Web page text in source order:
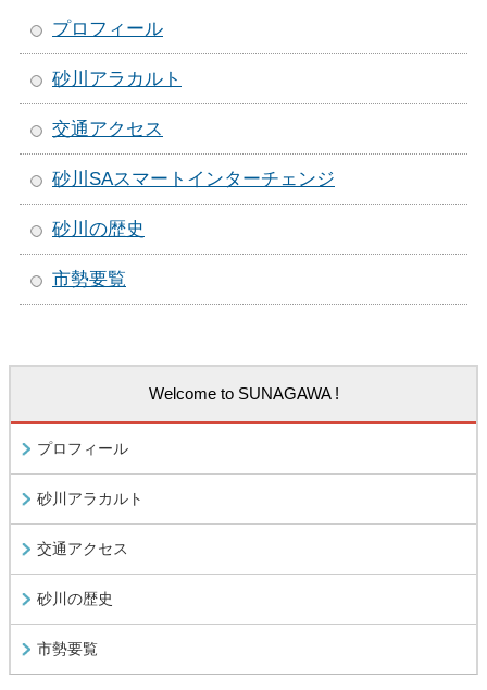
プロフィール
砂川アラカルト
交通アクセス
砂川SAスマートインターチェンジ
砂川の歴史
市勢要覧
Welcome to SUNAGAWA !
プロフィール
砂川アラカルト
交通アクセス
砂川の歴史
市勢要覧